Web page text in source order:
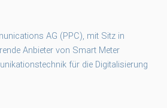
AG (PPC), mit Sitz in
Anbieter von Smart Meter
für die Digitalisierung